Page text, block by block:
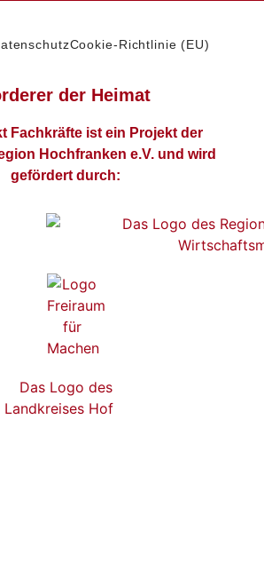
Cookie-Richtlinie (EU)
der Heimat
Fachkräfte ist ein Projekt der
Hochfranken e.V. und wird
gefördert durch: